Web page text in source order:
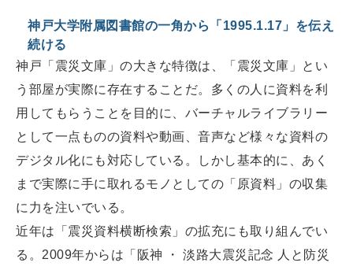
神戸大学附属図書館の一角から「1995.1.17」を伝え
続ける
神戸「震災文庫」の大きな特徴は、「震災文庫」とい
う部屋が実際に存在することだ。多くの人に資料を利
用してもらうことを目的に、バーチャルライブラリー
として一点ものの資料や動画、音声など様々な資料の
デジタル化にも対応している。しかし基本的に、あく
まで実際に手に取れるモノとしての「原資料」の収集
に力を注いでいる。
近年は「震災資料横断検索」の拡充にも取り組んでい
る。2009年からは「阪神 ・ 淡路大震災記念 人と防災